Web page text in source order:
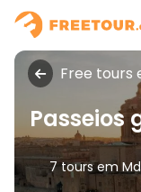
Free tours
Passeios
7 tours em